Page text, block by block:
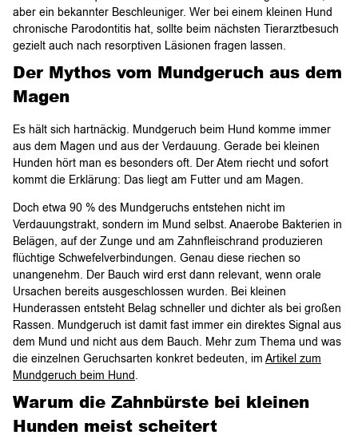
aber ein bekannter Beschleuniger. Wer bei einem kleinen Hund
chronische Parodontitis hat, sollte beim nächsten Tierarztbesuch
gezielt auch nach resorptiven Läsionen fragen lassen.
Der Mythos vom Mundgeruch aus dem
Magen
Es hält sich hartnäckig. Mundgeruch beim Hund komme immer
aus dem Magen und aus der Verdauung. Gerade bei kleinen
Hunden hört man es besonders oft. Der Atem riecht und sofort
kommt die Erklärung: Das liegt am Futter und am Magen.
Doch etwa 90 % des Mundgeruchs entstehen nicht im
Verdauungstrakt, sondern im Mund selbst. Anaerobe Bakterien in
Belägen, auf der Zunge und am Zahnfleischrand produzieren
flüchtige Schwefelverbindungen. Genau diese riechen so
unangenehm. Der Bauch wird erst dann relevant, wenn orale
Ursachen bereits ausgeschlossen wurden. Bei kleinen
Hunderassen entsteht Belag schneller und dichter als bei großen
Rassen. Mundgeruch ist damit fast immer ein direktes Signal aus
dem Mund und nicht aus dem Bauch. Mehr zum Thema und was
die einzelnen Geruchsarten konkret bedeuten, im Artikel zum
Mundgeruch beim Hund.
Warum die Zahnbürste bei kleinen
Hunden meist scheitert